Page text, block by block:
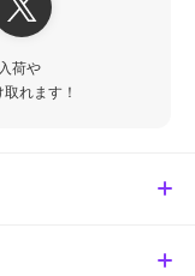
荷や
れます！